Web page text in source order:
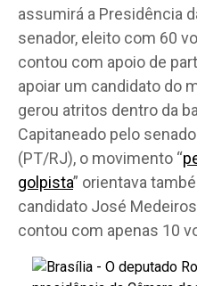
assumirá a Presidência
senador, eleito com 60
contou com apoio de
apoiar um candidato do
gerou atritos dentro da
Capitaneado pelo
(PT/RJ), o movimento “
golpista” orientava
candidato José
contou com apenas 10